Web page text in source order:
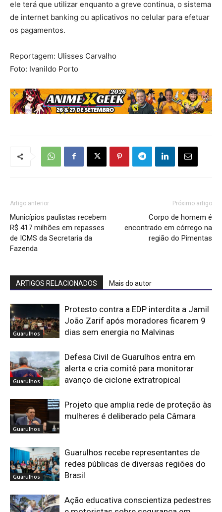
ele terá que utilizar enquanto a greve continua, o sistema
de internet banking ou aplicativos no celular para efetuar
os pagamentos.
Reportagem: Ulisses Carvalho
Foto: Ivanildo Porto
Artigo anterior
Municípios paulistas recebem
R$ 417 milhões em repasses
de ICMS da Secretaria da
Fazenda
Próximo artigo
Corpo de homem é
encontrado em córrego na
região do Pimentas
ARTIGOS RELACIONADOS Mais do autor
Guarulhos
Protesto contra a EDP interdita a Jamil
João Zarif após moradores ficarem 9
dias sem energia no Malvinas
Guarulhos
Defesa Civil de Guarulhos entra em
alerta e cria comitê para monitorar
avanço de ciclone extratropical
Guarulhos
Projeto que amplia rede de proteção às
mulheres é deliberado pela Câmara
Guarulhos
Guarulhos recebe representantes de
redes públicas de diversas regiões do
Brasil
Ação educativa conscientiza pedestres